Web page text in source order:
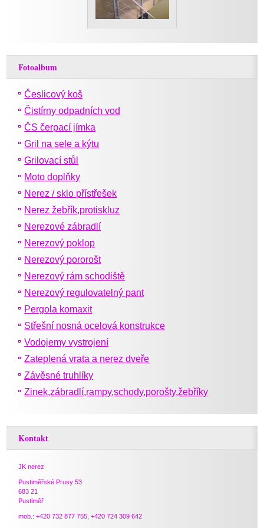
Fotoalbum
Česlicový koš
Čistírny odpadních vod
ČS čerpací jímka
Gril na sele a kýtu
Grilovací stůl
Moto doplňky
Nerez / sklo přístřešek
Nerez žebřík,protiskluz
Nerezové zábradlí
Nerezový poklop
Nerezový pororošt
Nerezový rám schodiště
Nerezový regulovatelný pant
Pergola komaxit
Střešní nosná ocelová konstrukce
Vodojemy vystrojení
Zateplená vrata a nerez dveře
Závěsné truhlíky
Zinek,zábradlí,rampy,schody,porošty,žebříky
Kontakt
JK nerez
Pustiměřské Prusy 53
683 21
Pustiměř
mob.: +420 732 877 755, +420 724 309 642